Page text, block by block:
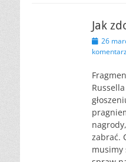
Jak
26
zabrać.
musimy